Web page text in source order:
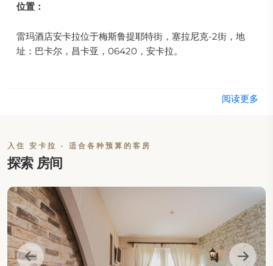
位置：
雷玛酒店安卡拉位于梅斯鲁提耶特街，塞拉尼克-2街，地
址：巴卡尔，昌卡亚，06420，安卡拉。
啡，而酒吧则确保为客人提供丰富的饮品选择。
互联网：
这家安卡拉酒店在酒店的所有区域提供免费Wi-Fi。
客人停车：
酒店设有免费的内部私人停车场、代客泊车和停车库。
阅读更多
入住 安卡拉 - 适合各种预算的客房
探索 房间